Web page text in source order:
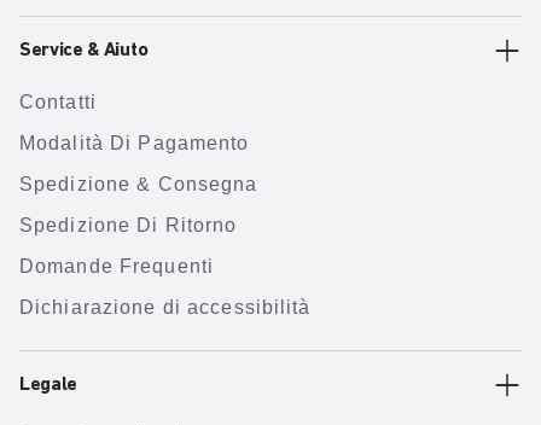
Service & Aiuto
Contatti
Modalità Di Pagamento
Spedizione & Consegna
Spedizione Di Ritorno
Domande Frequenti
Dichiarazione di accessibilità
Legale